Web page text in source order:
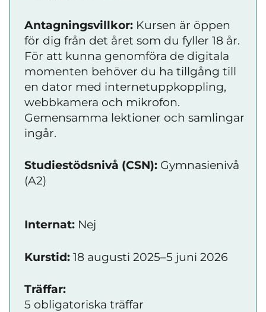
Antagningsvillkor: Kursen är öppen
för dig från det året som du fyller 18 år.
För att kunna genomföra de digitala
momenten behöver du ha tillgång till
en dator med internetuppkoppling,
webbkamera och mikrofon.
Gemensamma lektioner och samlingar
ingår.
Studiestödsnivå (CSN): Gymnasienivå
(A2)
Internat: Nej
Kurstid: 18 augusti 2025–5 juni 2026
Träffar:
5 obligatoriska träffar